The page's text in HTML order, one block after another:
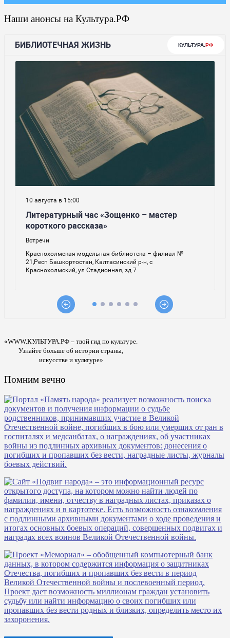
Наши анонсы на Культура.РФ
«WWW.КУЛЬТУРА.РФ – твой гид по культуре.
Узнайте больше об истории страны,
искусстве и культуре»
Помним вечно